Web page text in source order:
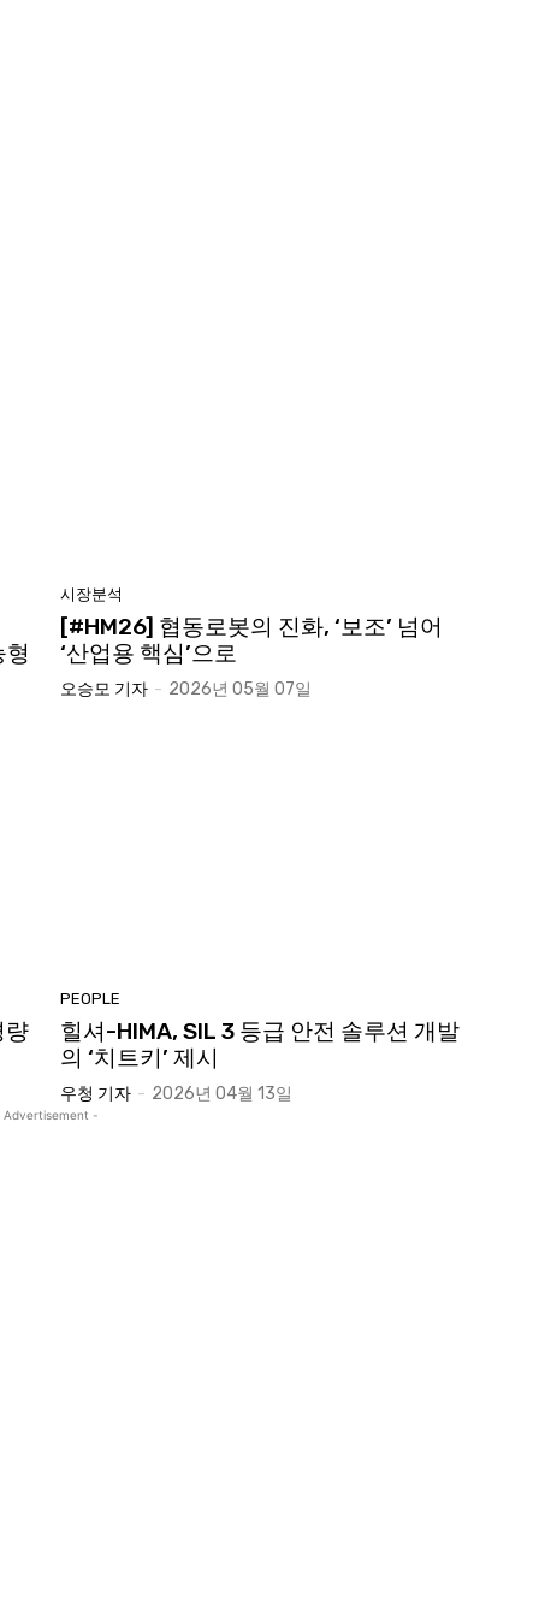
형
시장분석
[#HM26] 협동로봇의 진화, ‘보조’ 넘어
‘산업용 핵심’으로
오승모 기자 - 2026년 05월 07일
량
PEOPLE
힐셔-HIMA, SIL 3 등급 안전 솔루션 개발
의 ‘치트키’ 제시
우청 기자 - 2026년 04월 13일
-